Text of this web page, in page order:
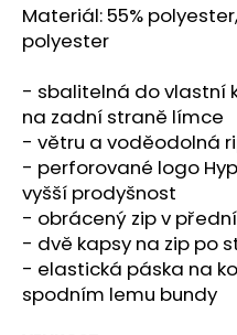
Materiál: 55%
polyester
- sbalitelná do vlastní
na zadní straně límce
- větru a voděodolná
- perforované logo
vyšší prodyšnost
- obrácený zip v
- dvě kapsy na zip po
- elastická páska na
spodním lemu bundy
p
o
u
č
u
j
e
m
e
BOTY